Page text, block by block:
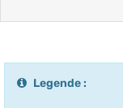
Legende :